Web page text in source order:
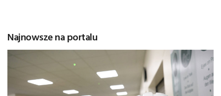
Najnowsze na portalu